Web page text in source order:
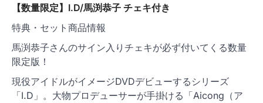
【数量限定】I.D/馬渕恭子 チェキ付き
特典・セット商品情報
馬渕恭子さんのサイン入りチェキが必ず付いてくる数量
限定版！
現役アイドルがイメージDVDデビューするシリーズ
「I.D」。大物プロデューサーが手掛ける「Aicong（ア